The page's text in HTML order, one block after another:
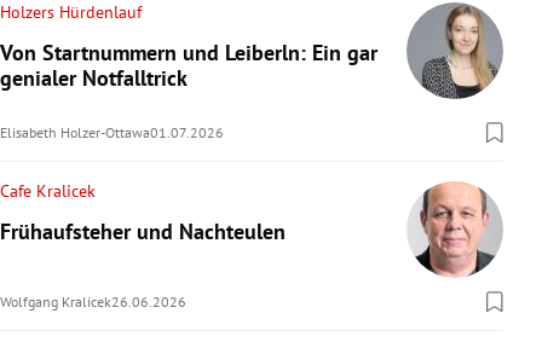
Holzers Hürdenlauf
Von Startnummern und Leiberln: Ein gar
genialer Notfalltrick
Elisabeth Holzer-Ottawa01.07.2026
Cafe Kralicek
Frühaufsteher und Nachteulen
Wolfgang Kralicek26.06.2026